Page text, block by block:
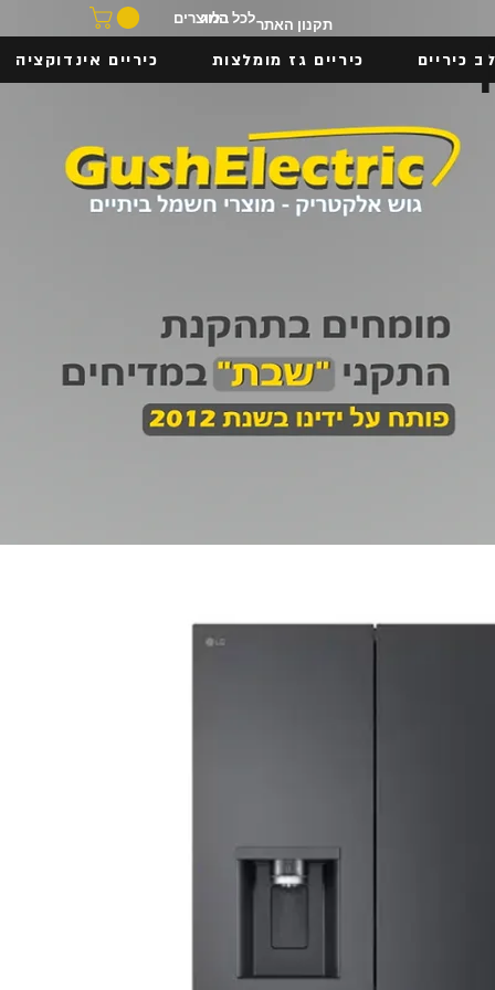
בלוג
לכל המוצרים
כיריים כיריים גז מומלצות כיריים אינדוקציה
תקנון האתר